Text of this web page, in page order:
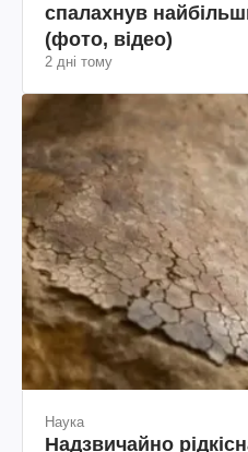
спалахнув
(фото, відео)
2 дні тому
Наука
Надзвичайно